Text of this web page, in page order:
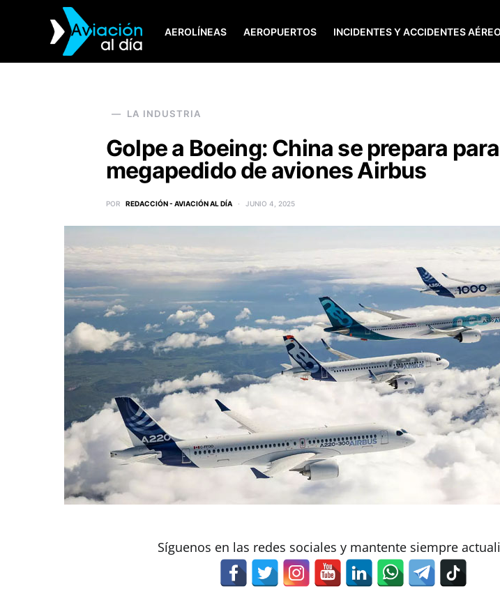
AEROLÍNEAS AEROPUERTOS INCIDENTES Y ACCIDENTES
SEARCH FOR:
LA INDUSTRIA
Golpe a Boeing: China se prepara
megapedido de aviones Airbus
POR REDACCIÓN - AVIACIÓN AL DÍA JUNIO 4, 2025
Síguenos en las redes sociales y mantente siempre